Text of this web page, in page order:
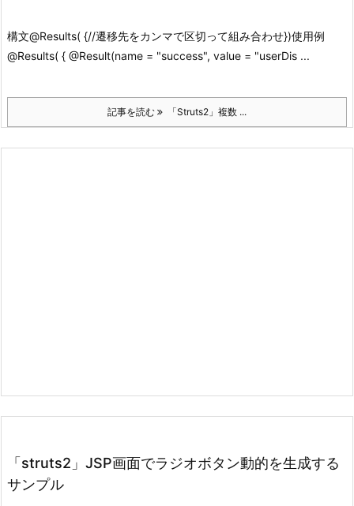
構文@Results( {//遷移先をカンマで区切って組み合わせ})使用例
@Results( { @Result(name = "success", value = "userDis ...
記事を読む 「Struts2」複数 ...
「struts2」JSP画面でラジオボタン動的を生成する
サンプル